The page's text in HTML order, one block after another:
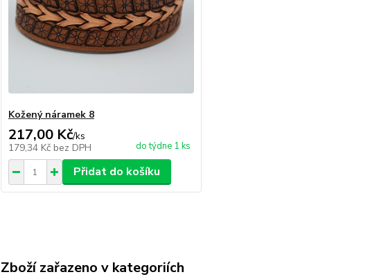
Kožený náramek 8
217,00 Kč/ks
179,34 Kč bez DPH do týdne 1 ks
Přidat do košíku
Zboží zařazeno v kategoriích